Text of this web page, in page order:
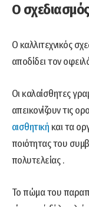
Ο
Ο καλλιτεχνικός
αποδίδει τον
Οι καλαίσθητες
απεικονίζουν τις
αισθητικήκαι τα
ποιότητας του
πολυτελείας .
Το πώμα του